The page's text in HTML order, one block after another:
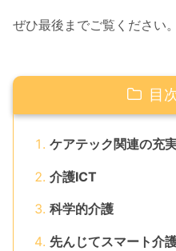
ぜひ最後までご覧ください。
目
ケアテック関連の充
介護ICT
科学的介護
先んじてスマート介